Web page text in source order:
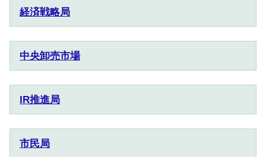
経済戦略局
中央卸売市場
IR推進局
市民局